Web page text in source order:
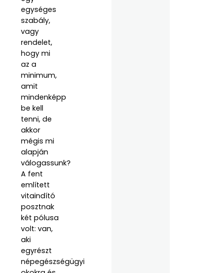
egységes
szabály,
vagy
rendelet,
hogy mi
az a
minimum,
amit
mindenképp
be kell
tenni, de
akkor
mégis mi
alapján
válogassunk?
A fent
említett
vitaindító
posztnak
két pólusa
volt: van,
aki
egyrészt
népegészségügyi